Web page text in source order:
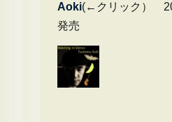
Aoki(←クリック）
発売